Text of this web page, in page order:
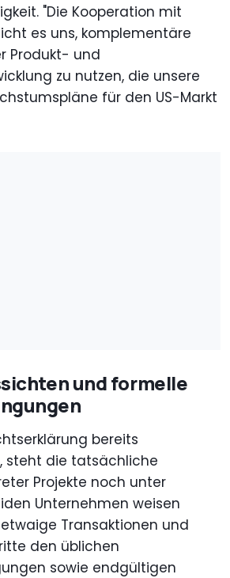
"Die Kooperation mit
es uns, komplementäre
Produkt- und
zu nutzen, die unsere
für den US-Markt
und formelle
bereits
steht die tatsächliche
Projekte noch unter
Unternehmen weisen
Transaktionen und
den üblichen
sowie endgültigen